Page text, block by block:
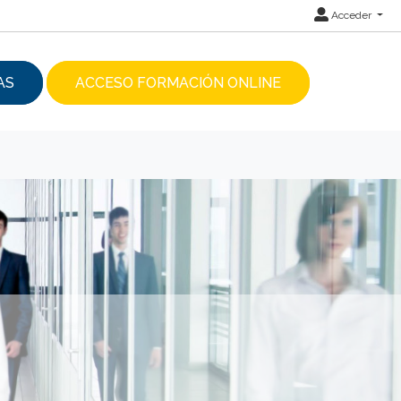
Acceder
ACCESO FORMACIÓN ONLINE